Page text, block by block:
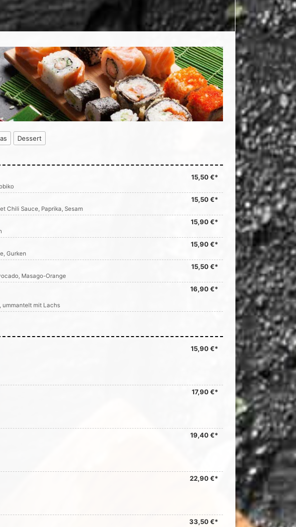
Dessert
15,50 €*
15,50 €*
Chili Sauce, Paprika, Sesam
15,90 €*
15,90 €*
Gurken
15,50 €*
Masago-Orange
16,90 €*
ummantelt mit Lachs
15,90 €*
17,90 €*
19,40 €*
22,90 €*
33,50 €*